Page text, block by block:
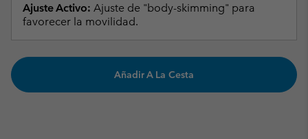
Ajuste Activo: Ajuste de "body-skimming" para
favorecer la movilidad.
Añadir A La Cesta